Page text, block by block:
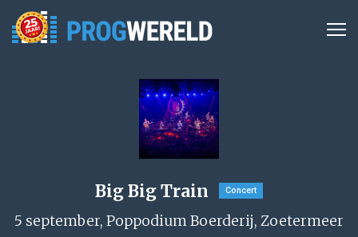
Big Big Train Concert
5 september, Poppodium Boerderij, Zoetermeer